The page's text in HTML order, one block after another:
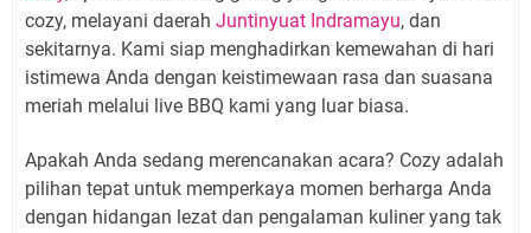
cozy, melayani daerah Juntinyuat Indramayu, dan
sekitarnya. Kami siap menghadirkan kemewahan di hari
istimewa Anda dengan keistimewaan rasa dan suasana
meriah melalui live BBQ kami yang luar biasa.
Apakah Anda sedang merencanakan acara? Cozy adalah
pilihan tepat untuk memperkaya momen berharga Anda
dengan hidangan lezat dan pengalaman kuliner yang tak